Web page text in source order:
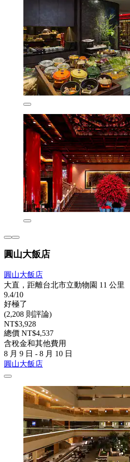
圓山大飯店
圓山大飯店
大直，距離台北市立動物園 11 公里
9.4/10
好極了
(2,208 則評論)
NT$3,928
總價 NT$4,537
含稅金和其他費用
8 月 9 日 - 8 月 10 日
圓山大飯店